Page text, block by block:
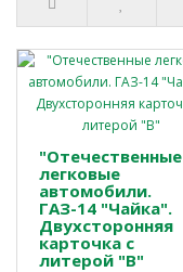
"Отечественные
легковые
автомобили.
ГАЗ-14 "Чайка".
Двухсторонняя
карточка с
литерой "В"